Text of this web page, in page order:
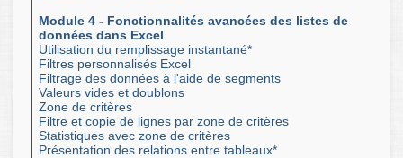
Module 4 - Fonctionnalités avancées des listes de
données dans Excel
Utilisation du remplissage instantané*
Filtres personnalisés Excel
Filtrage des données à l'aide de segments
Valeurs vides et doublons
Zone de critères
Filtre et copie de lignes par zone de critères
Statistiques avec zone de critères
Présentation des relations entre tableaux*